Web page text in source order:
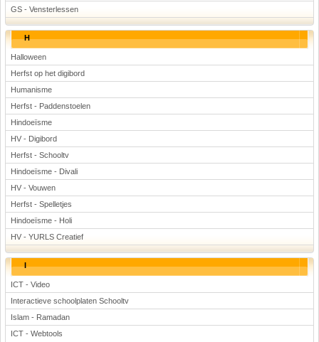
GS - Vensterlessen
H
Halloween
Herfst op het digibord
Humanisme
Herfst - Paddenstoelen
Hindoeïsme
HV - Digibord
Herfst - Schooltv
Hindoeïsme - Divali
HV - Vouwen
Herfst - Spelletjes
Hindoeïsme - Holi
HV - YURLS Creatief
I
ICT - Video
Interactieve schoolplaten Schooltv
Islam - Ramadan
ICT - Webtools